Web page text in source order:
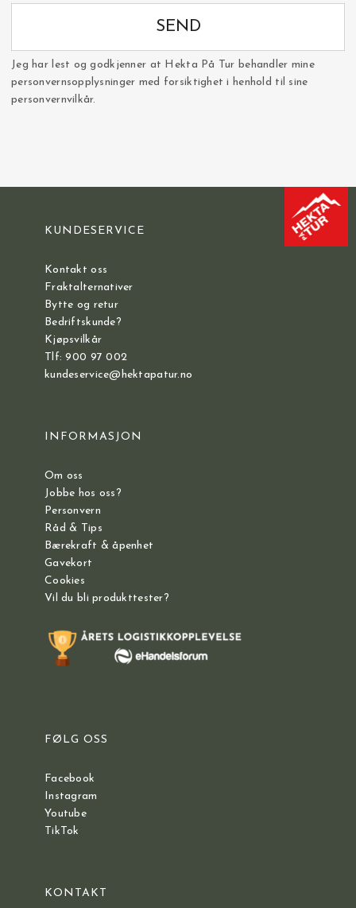
SEND
Jeg har lest og godkjenner at Hekta På Tur behandler mine
personvernsopplysninger med forsiktighet i henhold til sine
personvernvilkår.
KUNDESERVICE
Kontakt oss
Fraktalternativer
Bytte og retur
Bedriftskunde?
Kjøpsvilkår
Tlf: 900 97 002
kundeservice@hektapatur.no
INFORMASJON
Om oss
Jobbe hos oss?
Personvern
Råd & Tips
Bærekraft & åpenhet
Gavekort
Cookies
Vil du bli produkttester?
FØLG OSS
Facebook
Instagram
Youtube
TikTok
KONTAKT